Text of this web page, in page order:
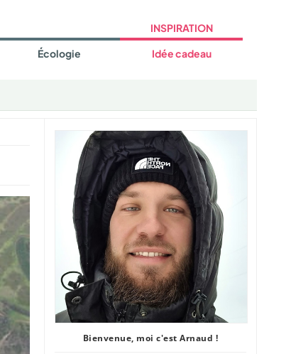
Écologie
INSPIRATION
Idée cadeau
Bienvenue, moi c'est Arnaud !